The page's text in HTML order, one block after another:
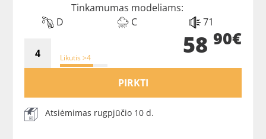
Tinkamumas modeliams:
D
C 71
Likutis >4 58 90€
PIRKTI
Atsiėmimas rugpjūčio 10 d.